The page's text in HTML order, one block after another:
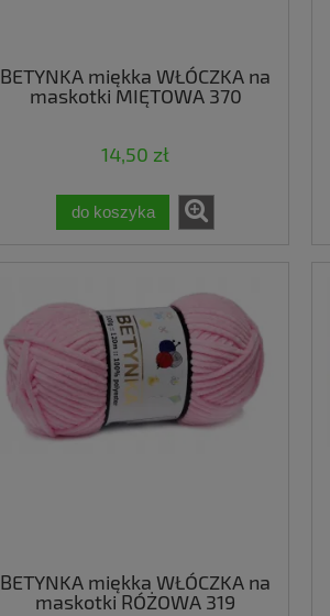
BETYNKA miękka WŁÓCZKA na
maskotki MIĘTOWA 370
14,50 zł
do koszyka
BETYNKA miękka WŁÓCZKA na
maskotki RÓŻOWA 319